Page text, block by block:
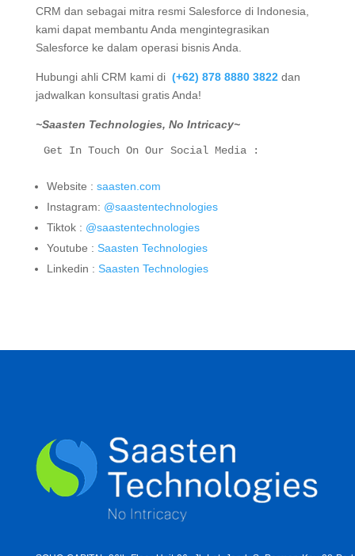
CRM dan sebagai mitra resmi Salesforce di Indonesia,
kami dapat membantu Anda mengintegrasikan
Salesforce ke dalam operasi bisnis Anda.
Hubungi ahli CRM kami di (+62) 878 8880 3822dan
jadwalkan konsultasi gratis Anda!
~Saasten Technologies, No Intricacy~
Get In Touch On Our Social Media :
Website : saasten.com
Instagram: @saastentechnologies
Tiktok : @saastentechnologies
Youtube : Saasten Technologies
Linkedin : Saasten Technologies